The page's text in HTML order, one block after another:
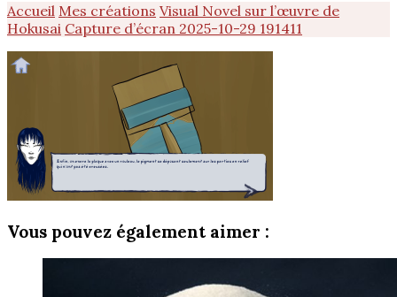
Accueil Mes créations Visual Novel sur l’œuvre de
Hokusai Capture d’écran 2025-10-29 191411
Vous pouvez également aimer :